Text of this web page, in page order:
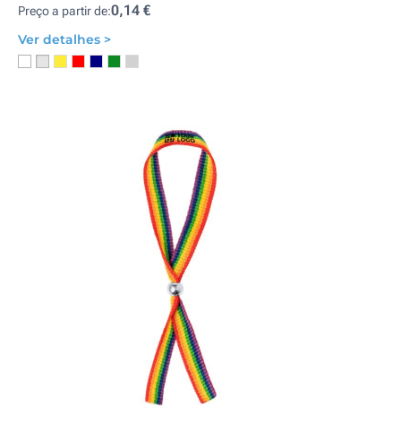
Preço a partir de:0,14 €
Ver detalhes >